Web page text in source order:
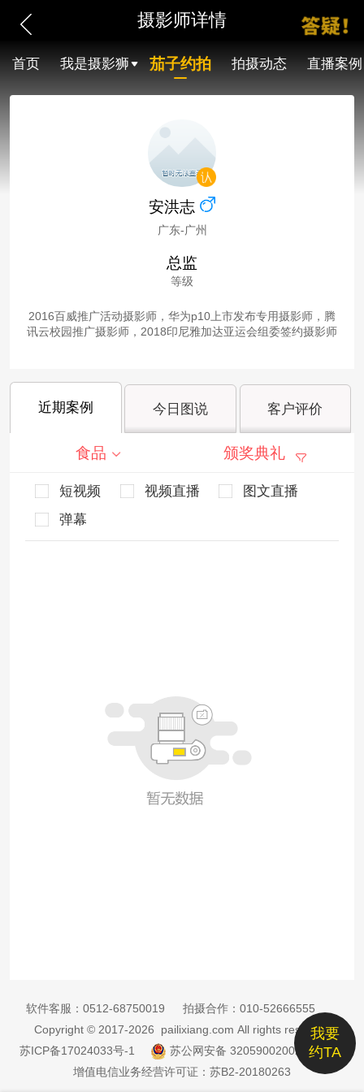
摄影师详情
首页 我是摄影狮 茄子约拍 拍摄动态 直播案例
安洪志
广东-广州
总监
等级
2016百威推广活动摄影师，华为p10上市发布专用摄影师，腾
讯云校园推广摄影师，2018印尼雅加达亚运会组委签约摄影师
近期案例 今日图说 客户评价
食品 颁奖典礼
短视频 视频直播
图文直播
弹幕
我要
约TA
软件客服： 0512-68750019 拍摄合作： 010-52666555
Copyright © 2017-2026 pailixiang.com All rights reserved
苏ICP备17024033号-1
苏公网安备 32059002002885号
增值电信业务经营许可证：苏B2-20180263